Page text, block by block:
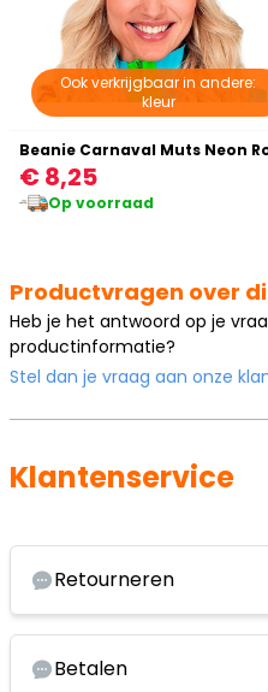
Ook verkrijgbaar in andere:
kleur
€ 8,25
Op voorraad
Productvragen over
Heb je het antwoord op je
productinformatie?
Stel dan je vraag aan onze
Klantenservice
Retourneren
Betalen